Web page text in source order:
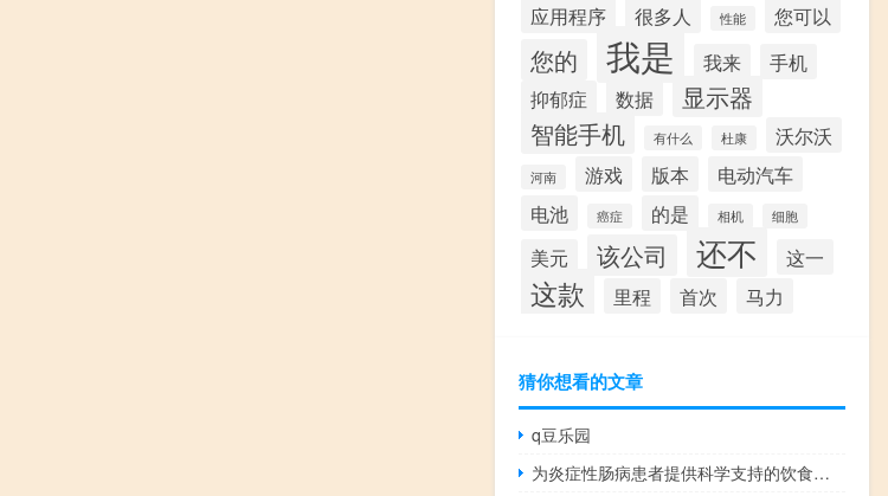
应用程序 很多人 性能 您可以
您的 我是 我来
手机
抑郁症
数据
显示器
智能手机
有什么 杜康 沃尔沃
河南 游戏 版本
电动汽车
电池
癌症 的是 相机 细胞
美元 该公司 还不 这一
这款 里程 首次 马力
猜你想看的文章
q豆乐园
为炎症性肠病患者提供科学支持的饮食建议